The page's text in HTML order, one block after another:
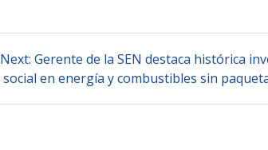
Next: Next
post:
Gerente de la SEN destaca histórica
social en energía y combustibles sin